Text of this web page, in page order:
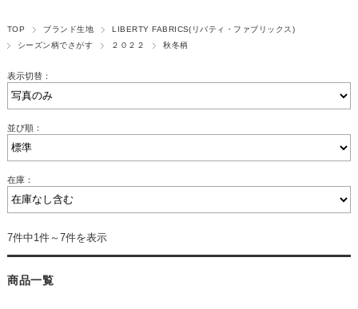
TOP ブランド生地
LIBERTY FABRICS(リバティ・ファブリックス)
シーズン柄でさがす
２０２２ 秋冬柄
表示切替：
並び順：
在庫：
7件中1件～7件を表示
商品一覧